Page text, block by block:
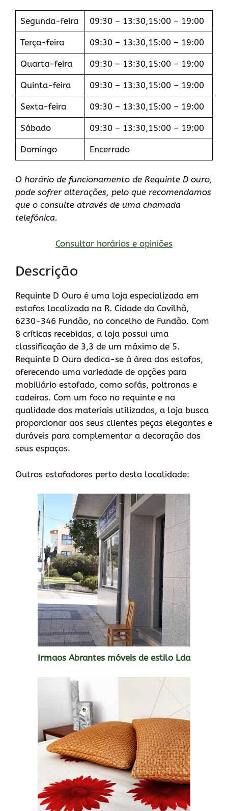
Segunda-feira 09:30 – 13:30,15:00 – 19:00
Terça-feira 09:30 – 13:30,15:00 – 19:00
Quarta-feira 09:30 – 13:30,15:00 – 19:00
Quinta-feira 09:30 – 13:30,15:00 – 19:00
Sexta-feira 09:30 – 13:30,15:00 – 19:00
Sábado 09:30 – 13:30,15:00 – 19:00
Domingo Encerrado
O horário de funcionamento de Requinte D ouro,
pode sofrer alterações, pelo que recomendamos
que o consulte através de uma chamada
telefónica.
Consultar horários e opiniões
Descrição
Requinte D Ouro é uma loja especializada em
estofos localizada na R. Cidade da Covilhã,
6230-346 Fundão, no concelho de Fundão. Com
8 críticas recebidas, a loja possui uma
classificação de 3,3 de um máximo de 5.
Requinte D Ouro dedica-se à área dos estofos,
oferecendo uma variedade de opções para
mobiliário estofado, como sofás, poltronas e
cadeiras. Com um foco no requinte e na
qualidade dos materiais utilizados, a loja busca
proporcionar aos seus clientes peças elegantes e
duráveis para complementar a decoração dos
seus espaços.
Outros estofadores perto desta localidade:
Irmaos Abrantes móveis de estilo Lda